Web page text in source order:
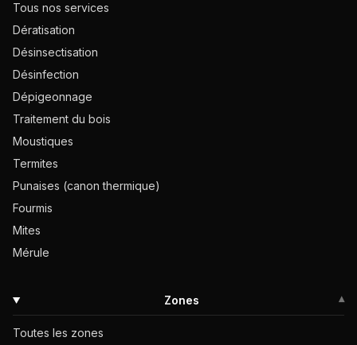
Tous nos services
Dératisation
Désinsectisation
Désinfection
Dépigeonnage
Traitement du bois
Moustiques
Termites
Punaises (canon thermique)
Fourmis
Mites
Mérule
Zones ▾
Toutes les zones